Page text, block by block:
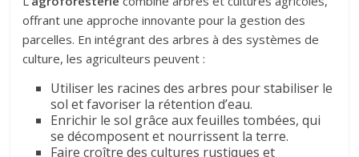
offrant une approche innovante pour la gestion des
parcelles. En intégrant des arbres à des systèmes de
culture, les agriculteurs peuvent :
Utiliser les racines des arbres pour stabiliser le
sol et favoriser la rétention d’eau.
Enrichir le sol grâce aux feuilles tombées, qui
se décomposent et nourrissent la terre.
Faire croître des cultures rustiques et